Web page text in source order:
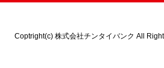
Coptright(c) 株式会社チンタイバンク All